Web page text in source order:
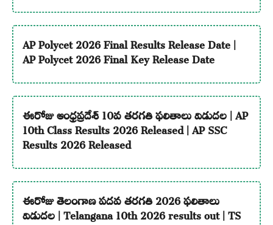
AP Polycet 2026 Final Results Release Date |
AP Polycet 2026 Final Key Release Date
ఈరోజు ఆంధ్రప్రదేశ్ 10వ తరగతి ఫలితాలు విడుదల | AP
10th Class Results 2026 Released | AP SSC
Results 2026 Released
ఈరోజు తెలంగాణ పదవ తరగతి 2026 ఫలితాలు
విడుదల | Telangana 10th 2026 results out | TS